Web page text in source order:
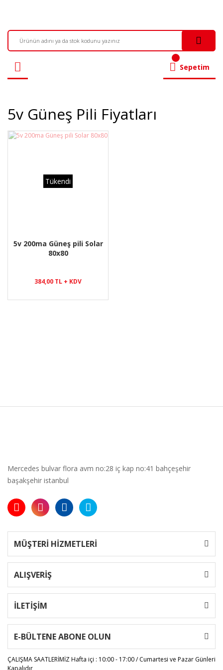
Sepetim
5v Güneş Pili Fiyatları
Tükendi
5v 200ma Güneş pili Solar
80x80
384,00 TL + KDV
Mercedes bulvar flora avm no:28 iç kap no:41 bahçeşehir
başakşehir istanbul
MÜŞTERİ HİZMETLERİ
ALIŞVERİŞ
İLETİŞİM
E-BÜLTENE ABONE OLUN
ÇALIŞMA SAATLERİMİZHafta içi : 10:00 - 17:00 / Cumartesi ve Pazar Günleri
Kapalıdır